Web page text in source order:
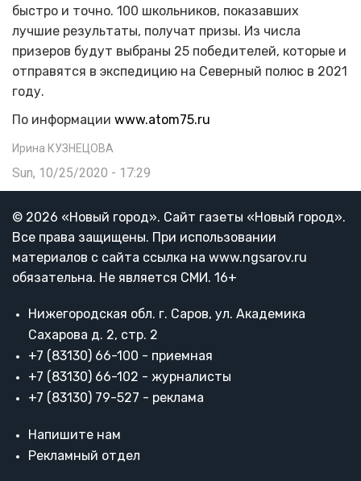
быстро и точно. 100 школьников, показавших
лучшие результаты, получат призы. Из числа
призеров будут выбраны 25 победителей, которые и
отправятся в экспедицию на Северный полюс в 2021
году.
По информации www.atom75.ru
Ирина КУЗНЕЦОВА
Sun, 10/25/2020 - 17:29
© 2026 «Новый город». Cайт газеты «Новый город».
Все права защищены. При использовании
материалов с сайта ссылка на www.ngsarov.ru
обязательна. Не является СМИ. 16+
Нижегородская обл. г. Саров, ул. Академика
Сахарова д. 2, стр. 2
+7 (83130) 66-100 - приемная
+7 (83130) 66-102 - журналисты
+7 (83130) 79-527 - реклама
Напишите нам
Рекламный отдел